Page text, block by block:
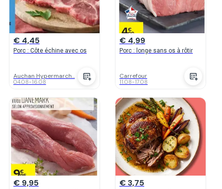
€ 4,45
Porc : Côte échine avec os
Auchan Hypermarch...
04.08-16.08
€ 4,99
Porc : longe sans os à rôtir
Carrefour
11.08-17.08
€ 9,95 € 3,75